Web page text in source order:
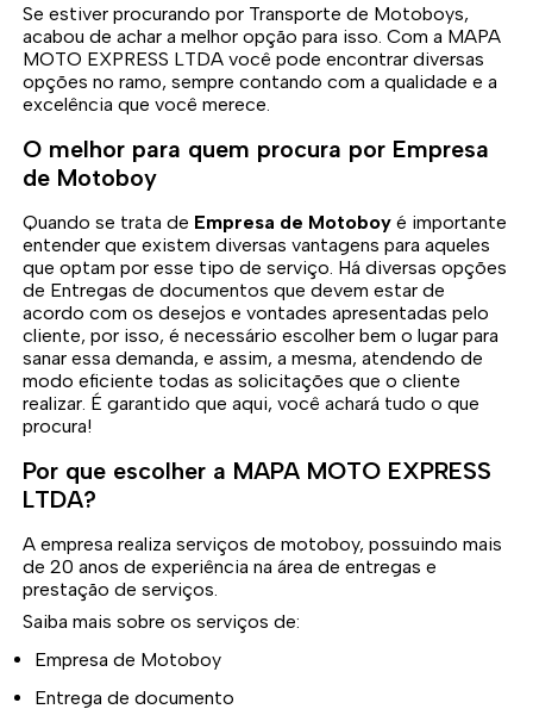
Se estiver procurando por Transporte de Motoboys,
acabou de achar a melhor opção para isso. Com a MAPA
MOTO EXPRESS LTDA você pode encontrar diversas
opções no ramo, sempre contando com a qualidade e a
excelência que você merece.
O melhor para quem procura por Empresa
de Motoboy
Quando se trata de Empresa de Motoboy é importante
entender que existem diversas vantagens para aqueles
que optam por esse tipo de serviço. Há diversas opções
de Entregas de documentos que devem estar de
acordo com os desejos e vontades apresentadas pelo
cliente, por isso, é necessário escolher bem o lugar para
sanar essa demanda, e assim, a mesma, atendendo de
modo eficiente todas as solicitações que o cliente
realizar. É garantido que aqui, você achará tudo o que
procura!
Por que escolher a MAPA MOTO EXPRESS
LTDA?
A empresa realiza serviços de motoboy, possuindo mais
de 20 anos de experiência na área de entregas e
prestação de serviços.
Saiba mais sobre os serviços de:
Empresa de Motoboy
Entrega de documento